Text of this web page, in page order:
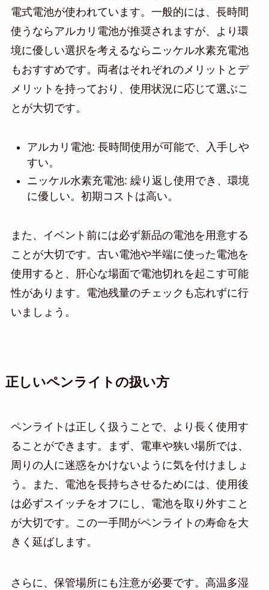
電式電池が使われています。一般的には、長時間
使うならアルカリ電池が推奨されますが、より環
境に優しい選択を考えるならニッケル水素充電池
もおすすめです。両者はそれぞれのメリットとデ
メリットを持っており、使用状況に応じて選ぶこ
とが大切です。
アルカリ電池: 長時間使用が可能で、入手しや
すい。
ニッケル水素充電池: 繰り返し使用でき、環境
に優しい。初期コストは高い。
また、イベント前には必ず新品の電池を用意する
ことが大切です。古い電池や半端に使った電池を
使用すると、肝心な場面で電池切れを起こす可能
性があります。電池残量のチェックも忘れずに行
いましょう。
正しいペンライトの扱い方
ペンライトは正しく扱うことで、より長く使用す
ることができます。まず、電車や狭い場所では、
周りの人に迷惑をかけないように気を付けましょ
う。また、電池を長持ちさせるためには、使用後
は必ずスイッチをオフにし、電池を取り外すこと
が大切です。この一手間がペンライトの寿命を大
きく延ばします。
さらに、保管場所にも注意が必要です。高温多湿